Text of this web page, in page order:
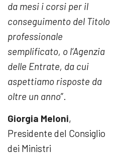
da mesi i corsi per il
conseguimento del Titolo
professionale
semplificato, o l’Agenzia
delle Entrate, da cui
aspettiamo risposte da
oltre un anno”.
Giorgia Meloni,
Presidente del Consiglio
dei Ministri